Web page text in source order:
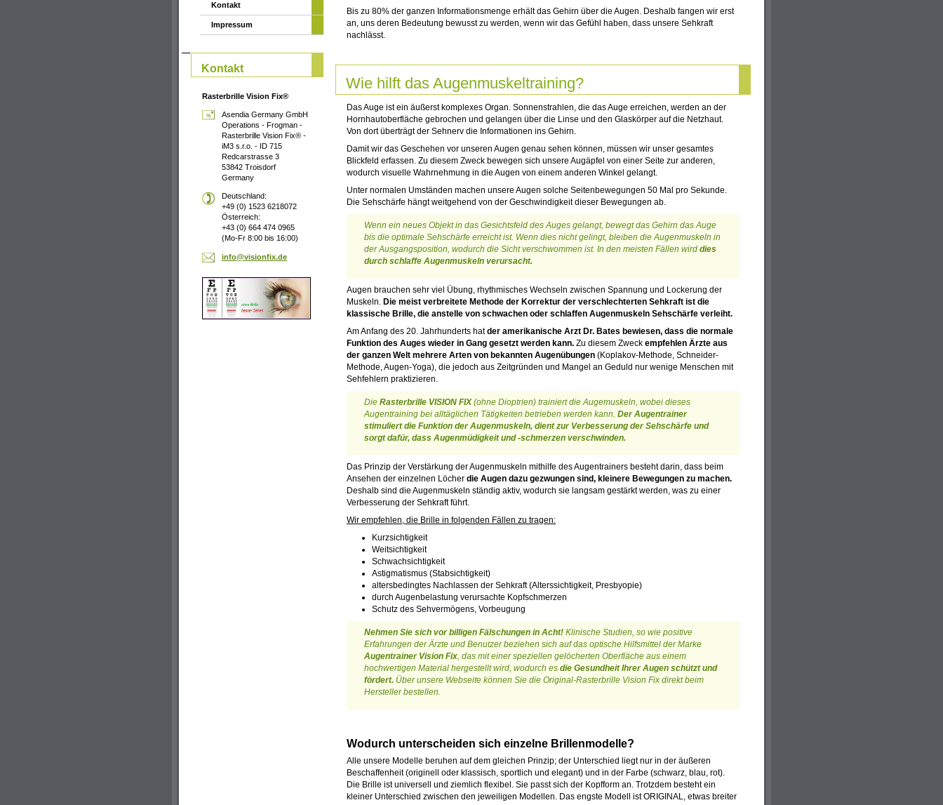
Bis zu 80% der ganzen Informationsmenge erhält das Gehirn über die Augen. Deshalb fangen wir erst
an, uns deren Bedeutung bewusst zu werden, wenn wir das Gefühl haben, dass unsere Sehkraft
nachlässt.
Wie hilft das Augenmuskeltraining?
Das Auge ist ein äußerst komplexes Organ. Sonnenstrahlen, die das Auge erreichen, werden an der
Hornhautoberfläche gebrochen und gelangen über die Linse und den Glaskörper auf die Netzhaut.
Von dort überträgt der Sehnerv die Informationen ins Gehirn.
Damit wir das Geschehen vor unseren Augen genau sehen können, müssen wir unser gesamtes
Blickfeld erfassen. Zu diesem Zweck bewegen sich unsere Augäpfel von einer Seite zur anderen,
wodurch visuelle Wahrnehmung in die Augen von einem anderen Winkel gelangt.
Unter normalen Umständen machen unsere Augen solche Seitenbewegungen 50 Mal pro Sekunde.
Die Sehschärfe hängt weitgehend von der Geschwindigkeit dieser Bewegungen ab.
Wenn ein neues Objekt in das Gesichtsfeld des Auges gelangt, bewegt das Gehirn das Auge
bis die optimale Sehschärfe erreicht ist. Wenn dies nicht gelingt, bleiben die Augenmuskeln in
der Ausgangsposition, wodurch die Sicht verschwommen ist. In den meisten Fällen wird dies
durch schlaffe Augenmuskeln verursacht.
Augen brauchen sehr viel Übung, rhythmisches Wechseln zwischen Spannung und Lockerung der
Muskeln. Die meist verbreitete Methode der Korrektur der verschlechterten Sehkraft ist die
klassische Brille, die anstelle von schwachen oder schlaffen Augenmuskeln Sehschärfe verleiht.
Am Anfang des 20. Jahrhunderts hatder amerikanische Arzt Dr. Bates bewiesen, dass die normale
Funktion des Auges wieder in Gang gesetzt werden kann. Zu diesem Zweck empfehlen Ärzte aus
der ganzen Welt mehrere Arten von bekannten Augenübungen (Koplakov-Methode, Schneider-
Methode, Augen-Yoga), die jedoch aus Zeitgründen und Mangel an Geduld nur wenige Menschen mit
Sehfehlern praktizieren.
Die Rasterbrille VISION FIX(ohne Dioptrien) trainiert die Augemuskeln, wobei dieses
Augentraining bei alltäglichen Tätigkeiten betrieben werden kann. Der Augentrainer
stimuliert die Funktion der Augenmuskeln, dient zur Verbesserung der Sehschärfe und
sorgt dafür, dass Augenmüdigkeit und -schmerzen verschwinden.
Das Prinzip der Verstärkung der Augenmuskeln mithilfe des Augentrainers besteht darin, dass beim
Ansehen der einzelnen Löcher die Augen dazu gezwungen sind, kleinere Bewegungen zu machen.
Deshalb sind die Augenmuskeln ständig aktiv, wodurch sie langsam gestärkt werden, was zu einer
Verbesserung der Sehkraft führt.
Wir empfehlen, die Brille in folgenden Fällen zu tragen:
Kurzsichtigkeit
Weitsichtigkeit
Schwachsichtigkeit
Astigmatismus (Stabsichtigkeit)
altersbedingtes Nachlassen der Sehkraft (Alterssichtigkeit, Presbyopie)
durch Augenbelastung verursachte Kopfschmerzen
Schutz des Sehvermögens, Vorbeugung
Nehmen Sie sich vor billigen Fälschungen in Acht! Klinische Studien, so wie positive
Erfahrungen der Ärzte und Benutzer beziehen sich auf das optische Hilfsmittel der Marke
Augentrainer Vision Fix, das mit einer speziellen gelöcherten Oberfläche aus einem
hochwertigen Material hergestellt wird, wodurch es die Gesundheit Ihrer Augen schützt und
fördert. Über unsere Webseite können Sie die Original-Rasterbrille Vision Fix direkt beim
Hersteller bestellen.
Wodurch unterscheiden sich einzelne Brillenmodelle?
Alle unsere Modelle beruhen auf dem gleichen Prinzip; der Unterschied liegt nur in der äußeren
Beschaffenheit (originell oder klassisch, sportlich und elegant) und in der Farbe (schwarz, blau, rot).
Die Brille ist universell und ziemlich flexibel. Sie passt sich der Kopfform an. Trotzdem besteht ein
kleiner Unterschied zwischen den jeweiligen Modellen. Das engste Modell ist ORIGINAL, etwas breiter
Kontakt
Impressum
Kontakt
Rasterbrille Vision Fix®
Asendia Germany GmbH
Operations - Frogman -
Rasterbrille Vision Fix® -
iM3 s.r.o. - ID 715
Redcarstrasse 3
53842 Troisdorf
Germany
Deutschland:
+49 (0) 1523 6218072
Österreich:
+43 (0) 664 474 0965
(Mo-Fr 8:00 bis 16:00)
info@visionfix.de